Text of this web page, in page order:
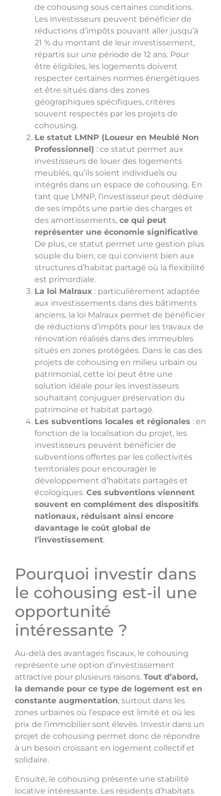
de cohousing sous certaines conditions.
Les investisseurs peuvent bénéficier de
réductions d’impôts pouvant aller jusqu’à
21 % du montant de leur investissement,
répartis sur une période de 12 ans. Pour
être éligibles, les logements doivent
respecter certaines normes énergétiques
et être situés dans des zones
géographiques spécifiques, critères
souvent respectés par les projets de
cohousing.
Le statut LMNP (Loueur en Meublé Non
Professionnel) : ce statut permet aux
investisseurs de louer des logements
meublés, qu’ils soient individuels ou
intégrés dans un espace de cohousing. En
tant que LMNP, l’investisseur peut déduire
de ses impôts une partie des charges et
des amortissements, ce qui peut
représenter une économie significative.
De plus, ce statut permet une gestion plus
souple du bien, ce qui convient bien aux
structures d’habitat partagé où la flexibilité
est primordiale.
La loi Malraux : particulièrement adaptée
aux investissements dans des bâtiments
anciens, la loi Malraux permet de bénéficier
de réductions d’impôts pour les travaux de
rénovation réalisés dans des immeubles
situés en zones protégées. Dans le cas des
projets de cohousing en milieu urbain ou
patrimonial, cette loi peut être une
solution idéale pour les investisseurs
souhaitant conjuguer préservation du
patrimoine et habitat partagé.
Les subventions locales et régionales : en
fonction de la localisation du projet, les
investisseurs peuvent bénéficier de
subventions offertes par les collectivités
territoriales pour encourager le
développement d’habitats partagés et
écologiques. Ces subventions viennent
souvent en complément des dispositifs
nationaux, réduisant ainsi encore
davantage le coût global de
l’investissement.
Pourquoi investir dans
le cohousing est-il une
opportunité
intéressante ?
Au-delà des avantages fiscaux, le cohousing
représente une option d’investissement
attractive pour plusieurs raisons. Tout d’abord,
la demande pour ce type de logement est en
constante augmentation, surtout dans les
zones urbaines où l’espace est limité et où les
prix de l’immobilier sont élevés. Investir dans un
projet de cohousing permet donc de répondre
à un besoin croissant en logement collectif et
solidaire.
Ensuite, le cohousing présente une stabilité
locative intéressante. Les résidents d’habitats